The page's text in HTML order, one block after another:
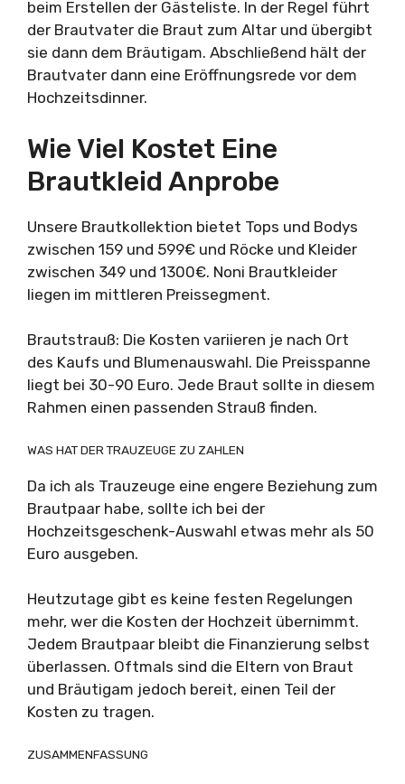
beim Erstellen der Gästeliste. In der Regel führt
der Brautvater die Braut zum Altar und übergibt
sie dann dem Bräutigam. Abschließend hält der
Brautvater dann eine Eröffnungsrede vor dem
Hochzeitsdinner.
Wie Viel Kostet Eine
Brautkleid Anprobe
Unsere Brautkollektion bietet Tops und Bodys
zwischen 159 und 599€ und Röcke und Kleider
zwischen 349 und 1300€. Noni Brautkleider
liegen im mittleren Preissegment.
Brautstrauß: Die Kosten variieren je nach Ort
des Kaufs und Blumenauswahl. Die Preisspanne
liegt bei 30-90 Euro. Jede Braut sollte in diesem
Rahmen einen passenden Strauß finden.
WAS HAT DER TRAUZEUGE ZU ZAHLEN
Da ich als Trauzeuge eine engere Beziehung zum
Brautpaar habe, sollte ich bei der
Hochzeitsgeschenk-Auswahl etwas mehr als 50
Euro ausgeben.
Heutzutage gibt es keine festen Regelungen
mehr, wer die Kosten der Hochzeit übernimmt.
Jedem Brautpaar bleibt die Finanzierung selbst
überlassen. Oftmals sind die Eltern von Braut
und Bräutigam jedoch bereit, einen Teil der
Kosten zu tragen.
ZUSAMMENFASSUNG